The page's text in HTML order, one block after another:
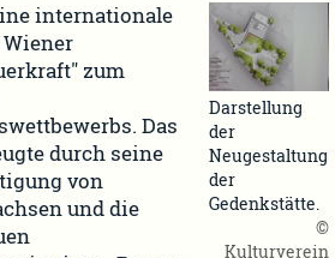
Darstellung
der
Neugestaltung
der
Gedenkstätte.
©
Kulturverein
internationale
zum
Das
durch seine
von
und die